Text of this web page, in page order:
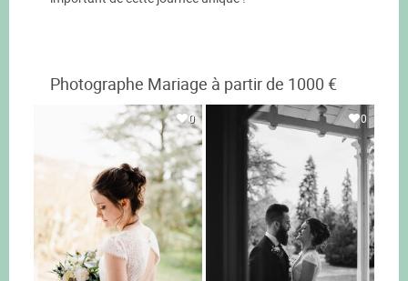
Photographe Mariage à partir de 1000 €
0 0